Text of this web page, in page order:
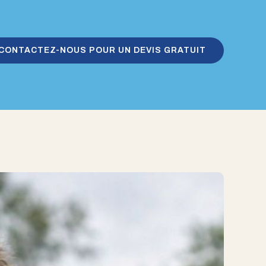
NOUS POUR UN DEVIS GRATUIT